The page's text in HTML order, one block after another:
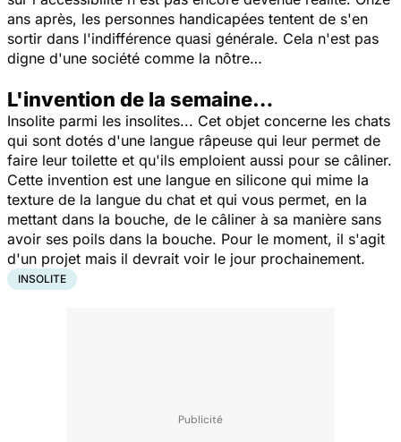
ans après, les personnes handicapées tentent de s'en
sortir dans l'indifférence quasi générale. Cela n'est pas
digne d'une société comme la nôtre…
L'invention de la semaine…
Insolite parmi les insolites... Cet objet concerne les chats
qui sont dotés d'une langue râpeuse qui leur permet de
faire leur toilette et qu'ils emploient aussi pour se câliner.
Cette invention est une langue en silicone qui mime la
texture de la langue du chat et qui vous permet, en la
mettant dans la bouche, de le câliner à sa manière sans
avoir ses poils dans la bouche. Pour le moment, il s'agit
d'un projet mais il devrait voir le jour prochainement.
INSOLITE